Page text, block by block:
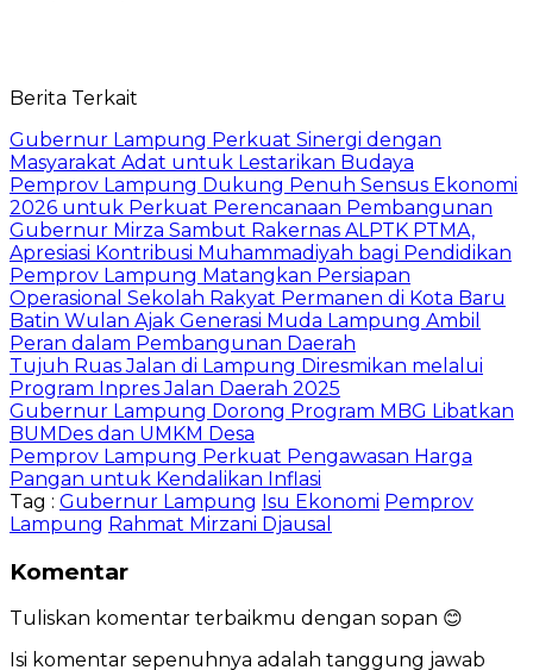
Berita Terkait
Gubernur Lampung Perkuat Sinergi dengan
Masyarakat Adat untuk Lestarikan Budaya
Pemprov Lampung Dukung Penuh Sensus Ekonomi
2026 untuk Perkuat Perencanaan Pembangunan
Gubernur Mirza Sambut Rakernas ALPTK PTMA,
Apresiasi Kontribusi Muhammadiyah bagi Pendidikan
Pemprov Lampung Matangkan Persiapan
Operasional Sekolah Rakyat Permanen di Kota Baru
Batin Wulan Ajak Generasi Muda Lampung Ambil
Peran dalam Pembangunan Daerah
Tujuh Ruas Jalan di Lampung Diresmikan melalui
Program Inpres Jalan Daerah 2025
Gubernur Lampung Dorong Program MBG Libatkan
BUMDes dan UMKM Desa
Pemprov Lampung Perkuat Pengawasan Harga
Pangan untuk Kendalikan Inflasi
Tag : Gubernur Lampung Isu Ekonomi Pemprov
Lampung Rahmat Mirzani Djausal
Komentar
Tuliskan komentar terbaikmu dengan sopan 😊
Isi komentar sepenuhnya adalah tanggung jawab